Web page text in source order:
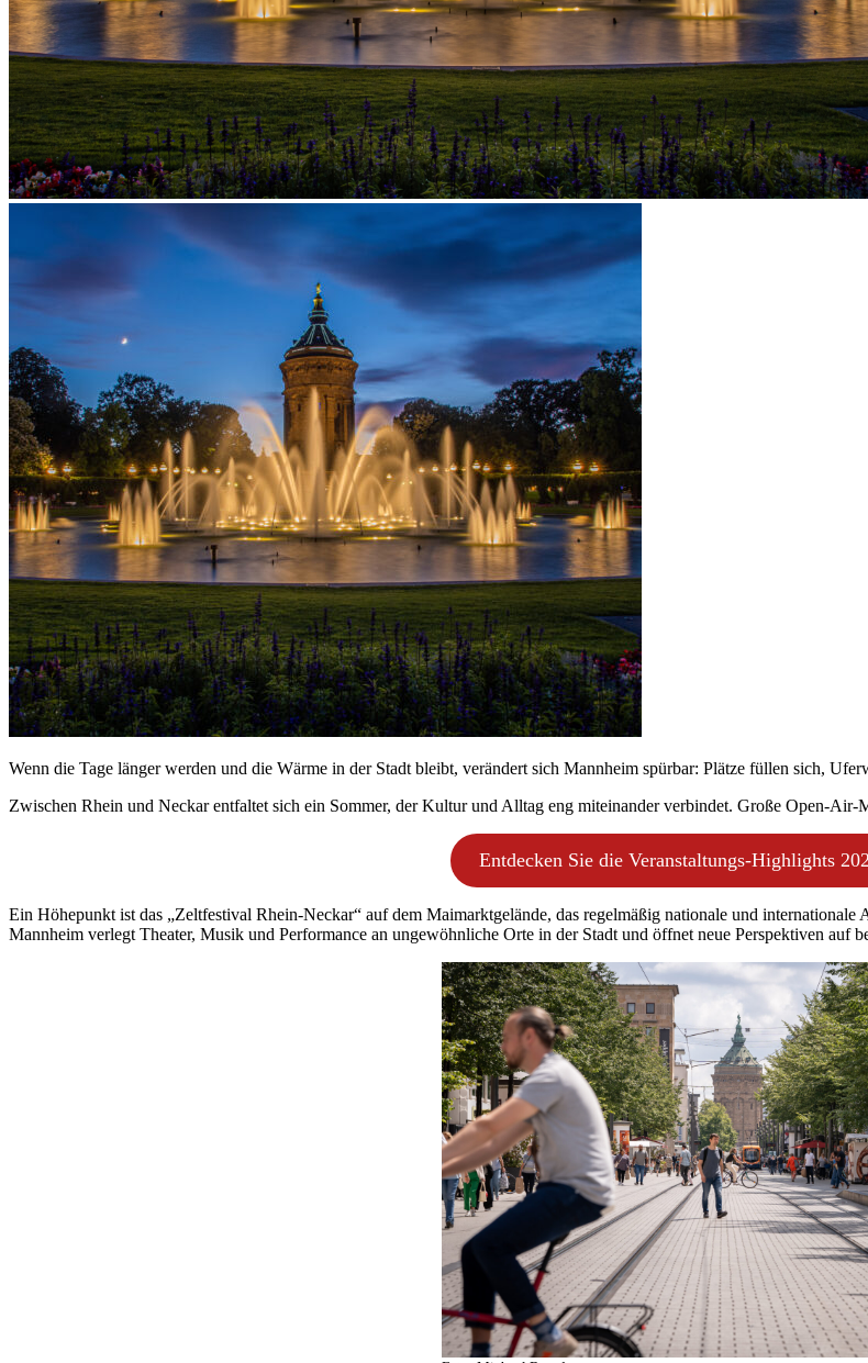
Wenn die Tage länger werden und die Wärme in der Stadt bleibt, verändert sich Mannheim spürbar: Plätze füllen sich,
Zwischen Rhein und Neckar entfaltet sich ein Sommer, der Kultur und Alltag eng miteinander verbindet. Große Open-Air-
Entdecken Sie die Veranstaltungs-Highlights
Ein Höhepunkt ist das „Zeltfestival Rhein-Neckar“ auf dem Maimarktgelände, das regelmäßig nationale und
Mannheim verlegt Theater, Musik und Performance an ungewöhnliche Orte in der Stadt und öffnet neue Perspektiven auf